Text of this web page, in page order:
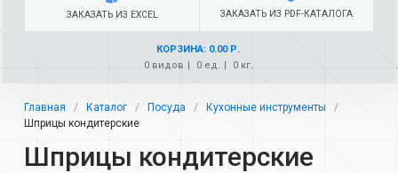
ЗАКАЗАТЬ ИЗ EXCEL ЗАКАЗАТЬ ИЗ PDF-КАТАЛОГА
КОРЗИНА: 0.00 Р.
0 видов
0 ед. 0 кг.
Главная Каталог Посуда
Кухонные инструменты
Шприцы кондитерские
Шприцы кондитерские